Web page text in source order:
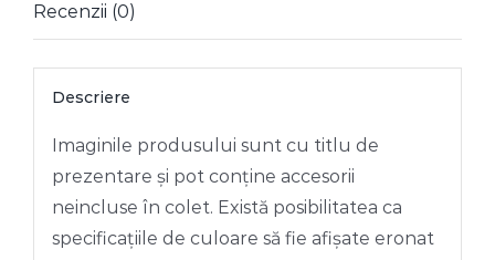
CM
Recenzii (0)
Descriere
Imaginile produsului sunt cu titlu de
prezentare și pot conține accesorii
neincluse în colet. Există posibilitatea ca
specificațiile de culoare să fie afișate eronat